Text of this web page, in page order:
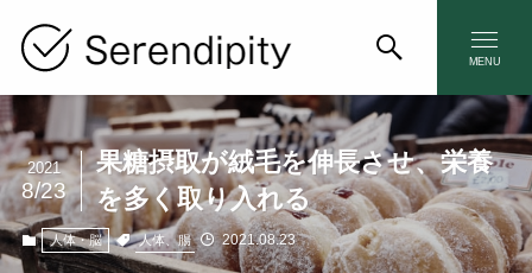
MENU
果糖摂取が絨毛を伸長させ、栄養
を多く取り入れる
2021
8/23
人体・脳 人体、腸 2021.08.23